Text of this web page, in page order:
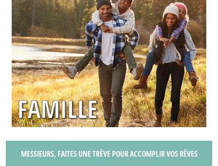
MESSIEURS, FAITES UNE TRÊVE POUR ACCOMPLIR VOS RÊVES